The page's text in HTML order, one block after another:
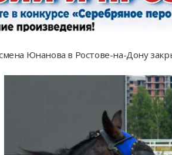
Юнанова в Ростове-на-Дону